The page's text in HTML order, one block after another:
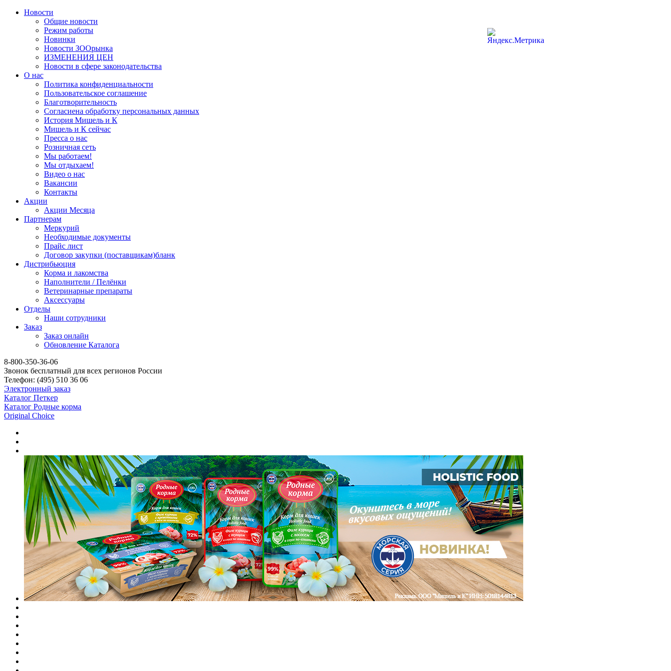
Новости
Общие новости
Режим работы
Новинки
Новости ЗООрынка
ИЗМЕНЕНИЯ ЦЕН
Новости в сфере законодательства
О нас
Политика конфиденциальности
Пользовательское соглашение
Благотворительность
Согласиена обработку персональных данных
История Мишель и К
Мишель и К сейчас
Пресса о нас
Розничная сеть
Мы работаем!
Мы отдыхаем!
Видео о нас
Вакансии
Контакты
Акции
Акции Месяца
Партнерам
Меркурий
Необходимые документы
Прайс лист
Договор закупки (поставщикам)бланк
Дистрибьюция
Корма и лакомства
Наполнители / Пелёнки
Ветеринарные препараты
Аксессуары
Отделы
Наши сотрудники
Заказ
Заказ онлайн
Обновление Каталога
8-800-350-36-06
Звонок бесплатный для всех регионов России
Телефон: (495) 510 36 06
Электронный заказ
Каталог Петкер
Каталог Родные корма
Original Choice